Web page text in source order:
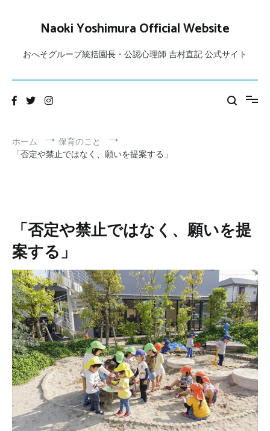
Naoki Yoshimura Official Website
おへそグループ統括園長・公認心理師 吉村直記 公式サイト
ホーム
保育のこと
「否定や禁止ではなく、願いを提案する」
「否定や禁止ではなく、願いを提
案する」